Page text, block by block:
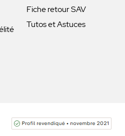
Fiche retour SAV
Tutos et Astuces